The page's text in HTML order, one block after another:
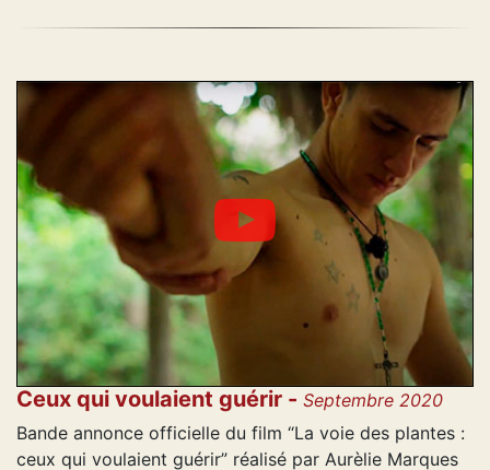
Ceux qui voulaient guérir - Septembre 2020
Bande annonce officielle du film “La voie des plantes :
ceux qui voulaient guérir” réalisé par Aurèlie Marques